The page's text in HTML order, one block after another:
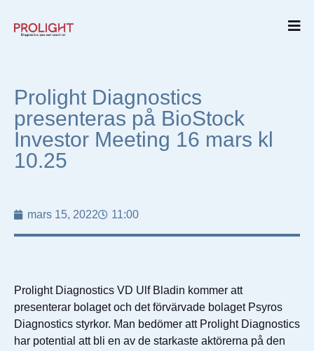
Prolight Diagnostics
presenteras på BioStock
Investor Meeting 16 mars kl
10.25
mars 15, 2022 11:00
Prolight Diagnostics VD Ulf Bladin kommer att
presenterar bolaget och det förvärvade bolaget Psyros
Diagnostics styrkor. Man bedömer att Prolight Diagnostics
har potential att bli en av de starkaste aktörerna på den